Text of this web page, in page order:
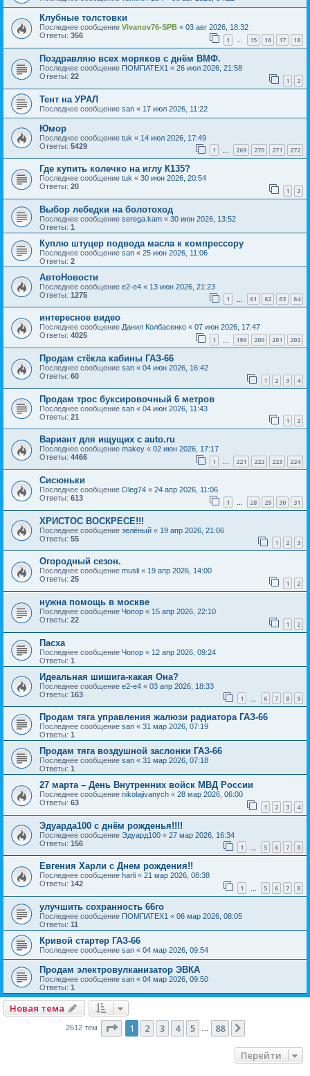
Клубные толстовки
Последнее сообщение Vivanov76-SPB « 03 авг 2026, 18:32
Ответы: 356 1 … 15 16 17 18
Поздравляю всех моряков с днём ВМФ.
Последнее сообщение ПОМПАТЕХ1 « 26 июл 2026, 21:58
Ответы: 22 1 2
Тент на УРАЛ
Последнее сообщение san « 17 июл 2026, 11:22
Юмор
Последнее сообщение tuk « 14 июл 2026, 17:49
Ответы: 5429 1 269 270 271 272
Где купить колечко на иглу К135?
Последнее сообщение tuk « 30 июн 2026, 20:54
Ответы: 20 1 2
Выбор лебедки на болотоход
Последнее сообщение serega.kam « 30 июн 2026, 13:52
Ответы: 1
Куплю штуцер подвода масла к компрессору
Последнее сообщение san « 25 июн 2026, 11:06
Ответы: 2
АвтоНовости
Последнее сообщение e2-e4 « 13 июн 2026, 21:23
Ответы: 1275 1 61 62 63 64
интересное видео
Последнее сообщение Данил Колбасенко « 07 июн 2026, 17:47
Ответы: 4025 1 199 200 201 202
Продам стёкла кабины ГАЗ-66
Последнее сообщение san « 04 июн 2026, 16:42
Ответы: 60 1 2 3 4
Продам трос буксировочный 6 метров
Последнее сообщение san « 04 июн 2026, 11:43
Ответы: 21 1 2
Вариант для ищущих с auto.ru
Последнее сообщение makey « 02 июн 2026, 17:17
Ответы: 4466 1 … 221 222 223 224
Сисюньки
Последнее сообщение Oleg74 « 24 апр 2026, 11:06
Ответы: 613 1 … 28 29 30 31
ХРИСТОС ВОСКРЕСЕ!!!
Последнее сообщение зелёный « 19 апр 2026, 21:06
Ответы: 55 1 2 3
Огородный сезон.
Последнее сообщение musli « 19 апр 2026, 14:00
Ответы: 25 1 2
нужна помощь в москве
Последнее сообщение Чопор « 15 апр 2026, 22:10
Ответы: 22 1 2
Пасха
Последнее сообщение Чопор « 12 апр 2026, 09:24
Ответы: 1
Идеальная шишига-какая Она?
Последнее сообщение e2-e4 « 03 апр 2026, 18:33
Ответы: 163 1 6 7 8 9
Продам тяга управления жалюзи радиатора ГАЗ-66
Последнее сообщение san « 31 мар 2026, 07:19
Ответы: 1
Продам тяга воздушной заслонки ГАЗ-66
Последнее сообщение san « 31 мар 2026, 07:18
Ответы: 1
27 марта – День Внутренних войск МВД России
Последнее сообщение nikolajivanych « 28 мар 2026, 06:00
Ответы: 63 1 2 3 4
Эдуарда100 с днём рожденья!!!!
Последнее сообщение Эдуард100 « 27 мар 2026, 16:34
Ответы: 156 1 5 6 7 8
Евгения Харли с Днем рождения!!
Последнее сообщение harli « 21 мар 2026, 08:38
Ответы: 142 1 5 6 7 8
улучшить сохранность 66го
Последнее сообщение ПОМПАТЕХ1 « 06 мар 2026, 08:05
Ответы: 11
Кривой стартер ГАЗ-66
Последнее сообщение san « 04 мар 2026, 09:54
Продам электровулканизатор ЭВКА
Последнее сообщение san « 04 мар 2026, 09:50
Ответы: 1
Новая тема
2612 тем Страница из 88
1 2 3 4 5 88
Перейти